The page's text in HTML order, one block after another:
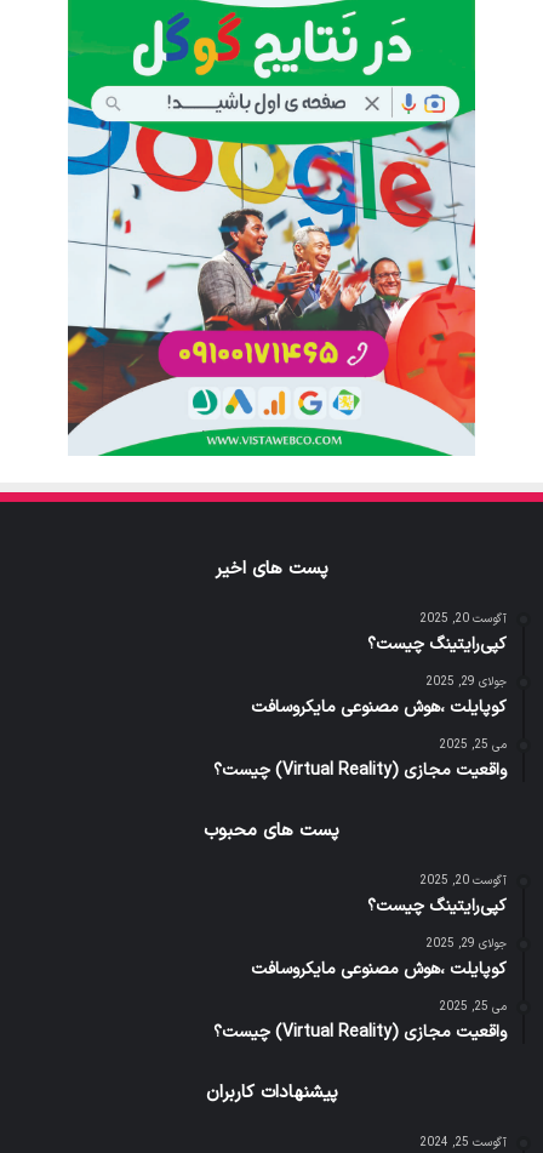
پست های اخیر
آگوست 20, 2025
کپی‌رایتینگ چیست؟
جولای 29, 2025
کوپایلت ،هوش مصنوعی مایکروسافت
می 25, 2025
واقعیت مجازی (Virtual Reality) چیست؟
پست های محبوب
آگوست 20, 2025
کپی‌رایتینگ چیست؟
جولای 29, 2025
کوپایلت ،هوش مصنوعی مایکروسافت
می 25, 2025
واقعیت مجازی (Virtual Reality) چیست؟
پیشنهادات کاربران
آگوست 25, 2024